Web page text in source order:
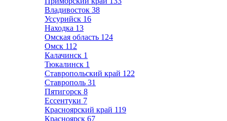
Владивосток 38
Уссурийск 16
Находка 13
Омская область 124
Омск 112
Калачинск 1
Тюкалинск 1
Ставропольский край 122
Ставрополь 31
Пятигорск 8
Ессентуки 7
Красноярский край 119
Красноярск 67